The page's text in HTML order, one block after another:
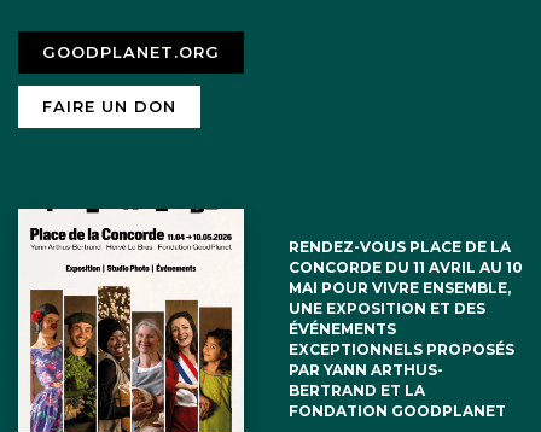
GOODPLANET.ORG
FAIRE UN DON
RENDEZ-VOUS PLACE DE LA
CONCORDE DU 11 AVRIL AU 10
MAI POUR VIVRE ENSEMBLE,
UNE EXPOSITION ET DES
ÉVÉNEMENTS
EXCEPTIONNELS PROPOSÉS
PAR YANN ARTHUS-
BERTRAND ET LA
FONDATION GOODPLANET